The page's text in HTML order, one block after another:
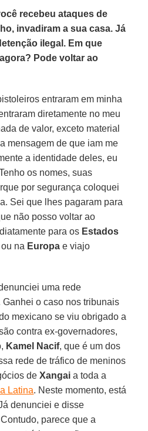
recebeu ataques de
invadiram a sua casa. Já
ilegal. Em que
Pode voltar ao
entraram em minha
diretamente no meu
de valor, exceto material
mensagem de que iam me
a identidade deles, eu
os nomes, suas
por segurança coloquei
Sei que lhes pagaram para
não posso voltar ao
para os Estados
na Europa e viajo
uma rede
o caso nos tribunais
mexicano se viu obrigado a
contra ex-governadores,
Kamel Nacif, que é um dos
rede de tráfico de meninos
deXangai a toda a
Latina. Neste momento, está
denunciei e disse
parece que a